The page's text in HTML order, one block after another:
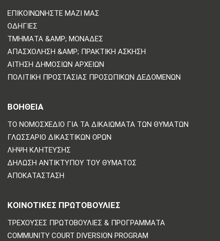
ΕΠΙΚΟΙΝΩΝΗΣΤΕ ΜΑΖΙ ΜΑΣ
ΟΔΗΓΊΕΣ
ΤΜΉΜΑΤΑ &AMP; ΜΟΝΆΔΕΣ
ΑΠΑΣΧΌΛΗΣΗ &AMP; ΠΡΑΚΤΙΚΉ ΆΣΚΗΣΗ
ΑΊΤΗΣΗ ΔΗΜΌΣΙΩΝ ΑΡΧΕΊΩΝ
ΠΟΛΙΤΙΚΗ ΠΡΟΣΤΑΣΙΑΣ ΠΡΟΣΩΠΙΚΩΝ ΔΕΔΟΜΕΝΩΝ
ΒΟΗΘΕΙΑ
ΤΟ ΝΟΜΟΣΧΈΔΙΟ ΓΙΑ ΤΑ ΔΙΚΑΙΏΜΑΤΑ ΤΩΝ ΘΥΜΆΤΩΝ
ΓΛΩΣΣΆΡΙΟ ΔΙΚΑΣΤΙΚΏΝ ΌΡΩΝ
ΛΉΨΗ ΚΛΉΤΕΥΣΗΣ
ΔΉΛΩΣΗ ΑΝΤΙΚΤΎΠΟΥ ΤΟΥ ΘΎΜΑΤΟΣ
ΑΠΟΚΑΤΆΣΤΑΣΗ
ΚΟΙΝΟΤΙΚΈΣ ΠΡΩΤΟΒΟΥΛΊΕΣ
ΤΡΈΧΟΥΣΕΣ ΠΡΩΤΟΒΟΥΛΊΕΣ & ΠΡΟΓΡΆΜΜΑΤΑ
COMMUNITY COURT DIVERSION PROGRAM